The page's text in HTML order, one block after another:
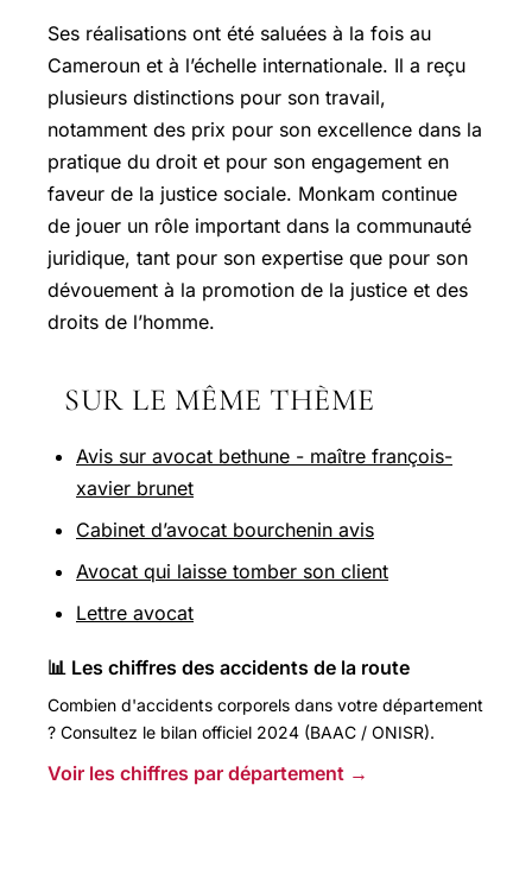
Ses réalisations ont été saluées à la fois au
Cameroun et à l’échelle internationale. Il a reçu
plusieurs distinctions pour son travail,
notamment des prix pour son excellence dans la
pratique du droit et pour son engagement en
faveur de la justice sociale. Monkam continue
de jouer un rôle important dans la communauté
juridique, tant pour son expertise que pour son
dévouement à la promotion de la justice et des
droits de l’homme.
SUR LE MÊME THÈME
Avis sur avocat bethune - maître françois-
xavier brunet
Cabinet d’avocat bourchenin avis
Avocat qui laisse tomber son client
Lettre avocat
📊 Les chiffres des accidents de la route
Combien d'accidents corporels dans votre département
? Consultez le bilan officiel 2024 (BAAC / ONISR).
Voir les chiffres par département →